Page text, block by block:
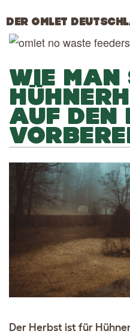
DER OMLET
WIE MAN
AUF DEN
Der Herbst ist für